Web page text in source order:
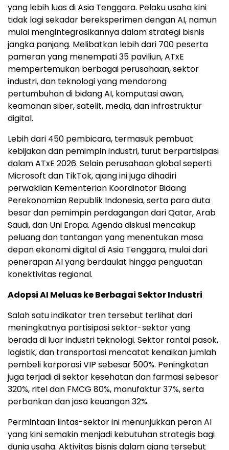
yang lebih luas di Asia Tenggara. Pelaku usaha kini
tidak lagi sekadar bereksperimen dengan AI, namun
mulai mengintegrasikannya dalam strategi bisnis
jangka panjang. Melibatkan lebih dari 700 peserta
pameran yang menempati 35 paviliun, ATxE
mempertemukan berbagai perusahaan, sektor
industri, dan teknologi yang mendorong
pertumbuhan di bidang AI, komputasi awan,
keamanan siber, satelit, media, dan infrastruktur
digital.
Lebih dari 450 pembicara, termasuk pembuat
kebijakan dan pemimpin industri, turut berpartisipasi
dalam ATxE 2026. Selain perusahaan global seperti
Microsoft dan TikTok, ajang ini juga dihadiri
perwakilan Kementerian Koordinator Bidang
Perekonomian Republik Indonesia, serta para duta
besar dan pemimpin perdagangan dari Qatar, Arab
Saudi, dan Uni Eropa. Agenda diskusi mencakup
peluang dan tantangan yang menentukan masa
depan ekonomi digital di Asia Tenggara, mulai dari
penerapan AI yang berdaulat hingga penguatan
konektivitas regional.
Adopsi AI Meluas ke Berbagai Sektor Industri
Salah satu indikator tren tersebut terlihat dari
meningkatnya partisipasi sektor-sektor yang
berada di luar industri teknologi. Sektor rantai pasok,
logistik, dan transportasi mencatat kenaikan jumlah
pembeli korporasi VIP sebesar 500%. Peningkatan
juga terjadi di sektor kesehatan dan farmasi sebesar
320%, ritel dan FMCG 80%, manufaktur 37%, serta
perbankan dan jasa keuangan 32%.
Permintaan lintas-sektor ini menunjukkan peran AI
yang kini semakin menjadi kebutuhan strategis bagi
dunia usaha. Aktivitas bisnis dalam ajang tersebut